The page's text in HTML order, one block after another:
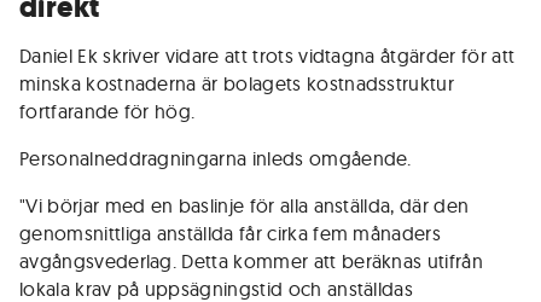
Daniel Ek skriver vidare att trots vidtagna åtgärder för att
minska kostnaderna är bolagets kostnadsstruktur
fortfarande för hög.
Personalneddragningarna inleds omgående.
"Vi börjar med en baslinje för alla anställda, där den
genomsnittliga anställda får cirka fem månaders
avgångsvederlag. Detta kommer att beräknas utifrån
lokala krav på uppsägningstid och anställdas